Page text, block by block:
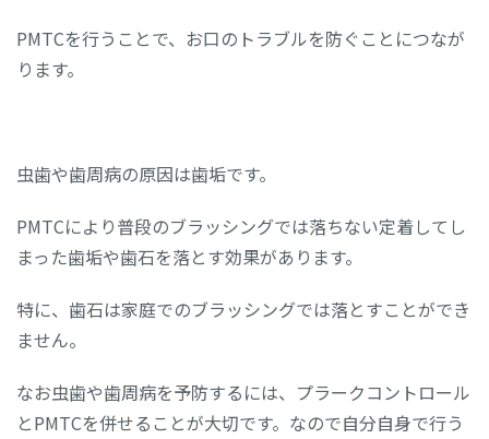
PMTCを行うことで、お口のトラブルを防ぐことにつなが
ります。
虫歯や歯周病の原因は歯垢です。
PMTCにより普段のブラッシングでは落ちない定着してし
まった歯垢や歯石を落とす効果があります。
特に、歯石は家庭でのブラッシングでは落とすことができ
ません。
なお虫歯や歯周病を予防するには、プラークコントロール
とPMTCを併せることが大切です。なので自分自身で行う